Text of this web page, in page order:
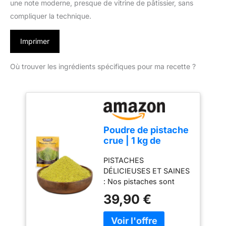
une note moderne, presque de vitrine de pâtissier, sans
compliquer la technique.
Imprimer
Où trouver les ingrédients spécifiques pour ma recette ?
Poudre de pistache
crue | 1 kg de
poudre | Pistaches
d'origine 100%
naturelle | Idéal
pour les recettes |
Sans sel | adapté
aux végétariens et
PISTACHES
DÉLICIEUSES ET SAINES
: Nos pistaches sont
Dorimed, nous travaillons
pour vous apporter les
meilleurs produits
39,90 €